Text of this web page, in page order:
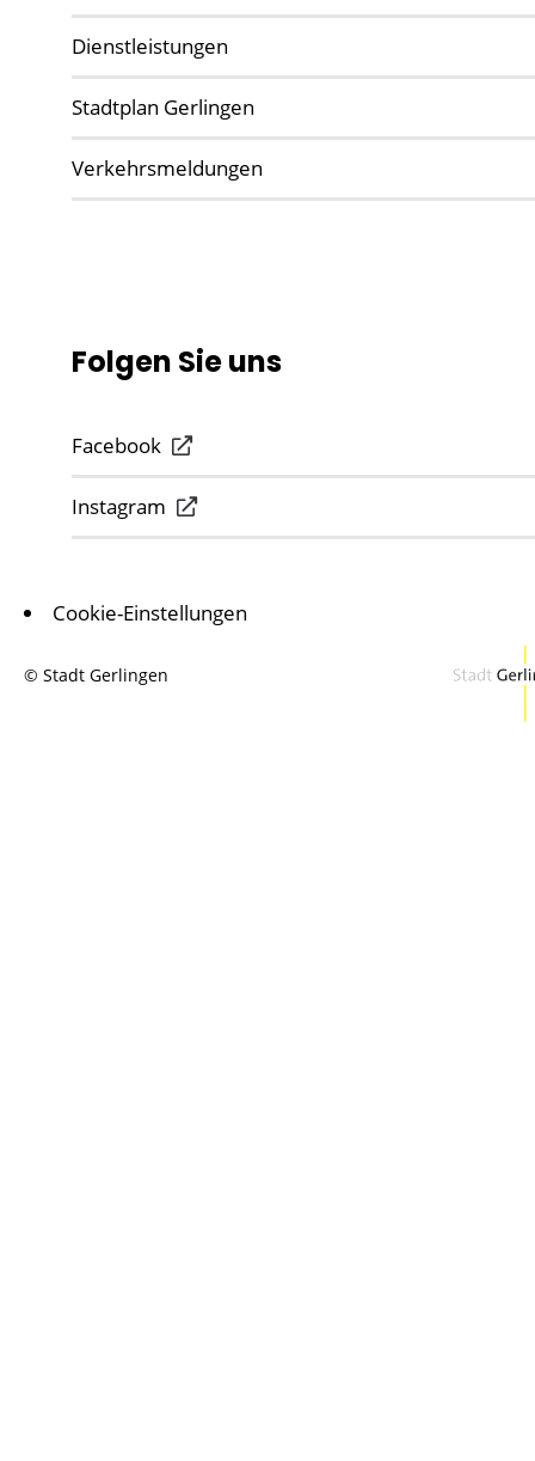
Dienstleistungen
Stadtplan Gerlingen
Verkehrsmeldungen
Folgen Sie uns
Facebook
Instagram
Cookie-Einstellungen
© Stadt Gerlingen